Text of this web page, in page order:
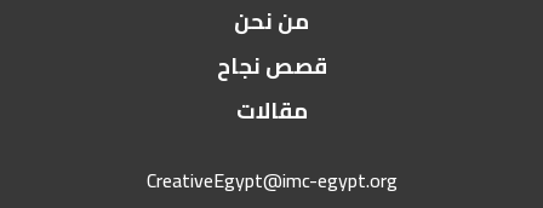
من نحن
قصص نجاح
مقالات
CreativeEgypt@imc-egypt.org